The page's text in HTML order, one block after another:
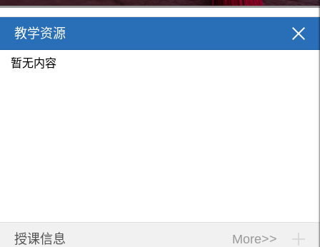
教学资源
暂无内容
授课信息 More>>